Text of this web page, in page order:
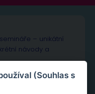
– unikátní
návody a
sebelásky
vašeho vztahu
(Souhlas s